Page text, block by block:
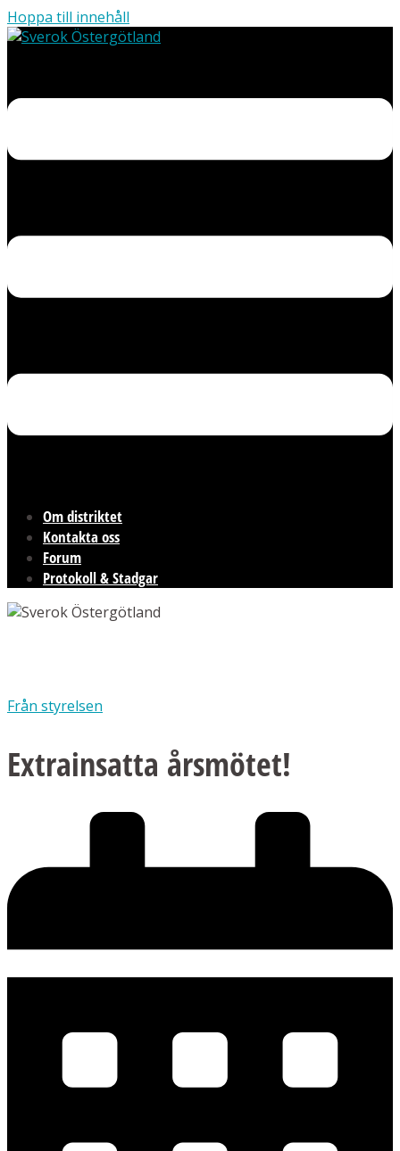
Hoppa till innehåll
Om distriktet
Kontakta oss
Forum
Protokoll & Stadgar
Från styrelsen
Extrainsatta årsmötet!